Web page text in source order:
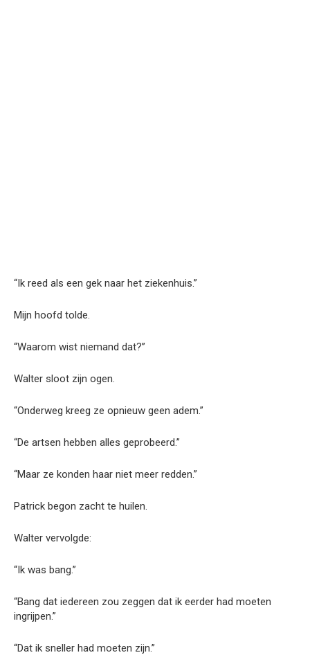
“Ik reed als een gek naar het ziekenhuis.”
Mijn hoofd tolde.
“Waarom wist niemand dat?”
Walter sloot zijn ogen.
“Onderweg kreeg ze opnieuw geen adem.”
“De artsen hebben alles geprobeerd.”
“Maar ze konden haar niet meer redden.”
Patrick begon zacht te huilen.
Walter vervolgde:
“Ik was bang.”
“Bang dat iedereen zou zeggen dat ik eerder had moeten
ingrijpen.”
“Dat ik sneller had moeten zijn.”